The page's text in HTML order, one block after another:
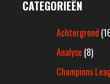
CATEGORIEËN
Achtergrond
Analyse (8)
Champions